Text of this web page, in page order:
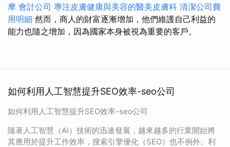
摩 會計公司 專注皮膚健康與美容的醫美皮膚科 清潔公司費
用明細 然而，商人的財富逐漸增加，他們維護自己利益的
能力也隨之增加，因為國家本身被視為重要的客戶。
如何利用人工智慧提升SEO效率-seo公司
如何利用人工智慧提升SEO效率-seo公司
隨著人工智慧（AI）技術的迅速發展，越來越多的行業開始將
其應用於提升工作效率，搜索引擎優化（SEO）也不例外。利